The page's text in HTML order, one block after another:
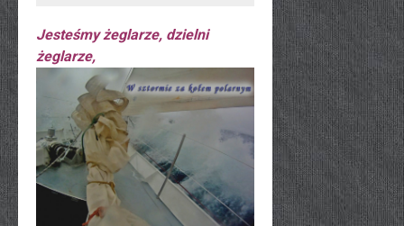
Jesteśmy żeglarze, dzielni
żeglarze,